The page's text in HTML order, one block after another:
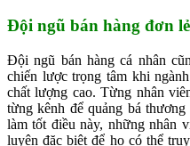
Đội ngũ bán hàng đơn lẻ
Đội ngũ bán hàng cá nhân
chiến lược trọng tâm khi
chất lượng cao. Từng nhân
từng kênh để quảng bá
làm tốt điều này, những nhân
luyện đặc biệt để họ có thể